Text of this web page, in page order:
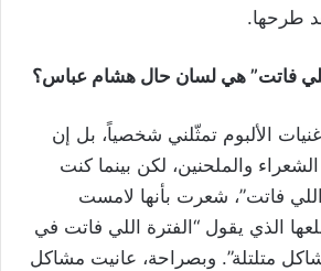
طرحها.
فاتت” هي لسان حال هشام عباس؟
الألبوم تمثّلني شخصياً، بل إن
الشعراء والملحنين، لكن بينما كنت
اللي فاتت”، شعرت بأنها لامست
الذي يقول “الفترة اللي فاتت في
متلتلة”. وبصراحة، عانيت مشاكل